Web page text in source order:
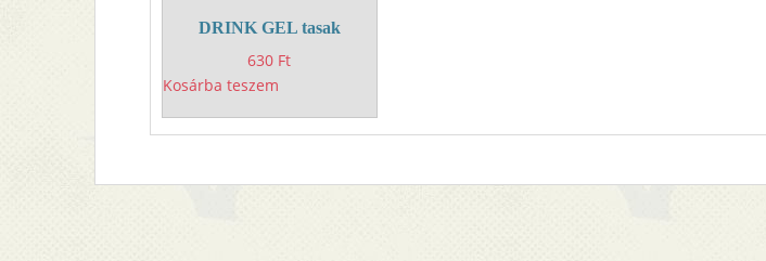
DRINK GEL tasak
630 Ft
Kosárba teszem